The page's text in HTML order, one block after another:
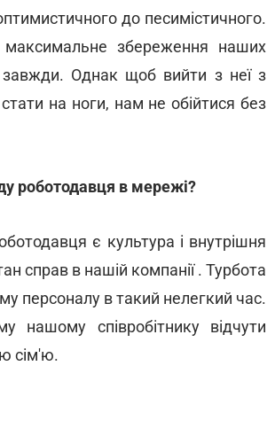
до песимістичного.
максимальне збереження наших
завжди. Однак щоб вийти з неї з
на ноги, нам не обійтися без
роботодавця в мережі?
є культура і внутрішня
справ в нашій компанії . Турбота
персоналу в такий нелегкий час.
співробітнику відчути
сім'ю.